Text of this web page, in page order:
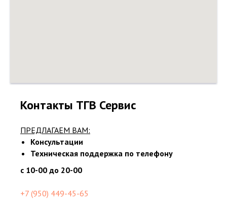
Контакты ТГВ Сервис
ПРЕДЛАГАЕМ ВАМ:
Консультации
Техническая поддержка по телефону
с 10-00 до 20-00
+7 (950) 449-45-65